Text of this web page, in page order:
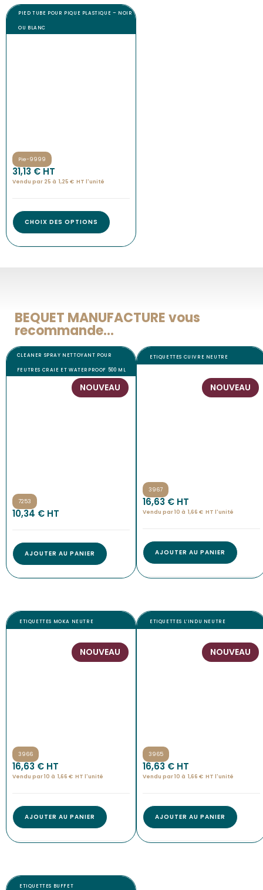
PIED TUBE POUR PIQUE PLASTIQUE – NOIR
OU BLANC
Pie-9999
31,13 € HT
Vendu par 25 à 1,25 € HT l'unité
CHOIX DES OPTIONS
BEQUET MANUFACTURE vous
recommande...
CLEANER SPRAY NETTOYANT POUR
FEUTRES CRAIE ET WATERPROOF 500 ML
NOUVEAU
7253
10,34 € HT
AJOUTER AU PANIER
ETIQUETTES CUIVRE NEUTRE
NOUVEAU
3967
16,63 € HT
Vendu par 10 à 1,66 € HT l'unité
AJOUTER AU PANIER
ETIQUETTES MOKA NEUTRE
NOUVEAU
3966
16,63 € HT
Vendu par 10 à 1,66 € HT l'unité
AJOUTER AU PANIER
ETIQUETTES L’INDU NEUTRE
NOUVEAU
3965
16,63 € HT
Vendu par 10 à 1,66 € HT l'unité
AJOUTER AU PANIER
ETIQUETTES BUFFET